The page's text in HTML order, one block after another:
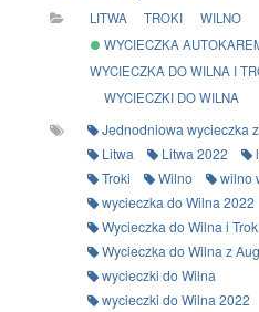
LITWA TROKI
WILNO
WYCIECZKA
WYCIECZKA DO WILNA I
WYCIECZKI DO WILNA
Jednodniowa wycieczka
Litwa
Litwa 2022
Troki
Wilno
wilno
wycieczka do Wilna 2022
Wycieczka do Wilna i Trok
Wycieczka do Wilna z
wycieczki do Wilna
wycieczki do Wilna 2022